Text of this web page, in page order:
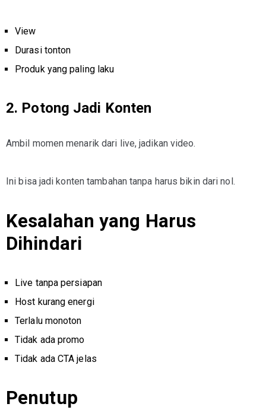
View
Durasi tonton
Produk yang paling laku
2. Potong Jadi Konten
Ambil momen menarik dari live, jadikan video.
Ini bisa jadi konten tambahan tanpa harus bikin dari nol.
Kesalahan yang Harus
Dihindari
Live tanpa persiapan
Host kurang energi
Terlalu monoton
Tidak ada promo
Tidak ada CTA jelas
Penutup